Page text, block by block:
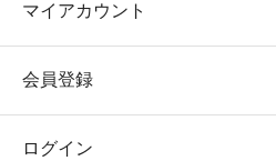
マイアカウント
会員登録
ログイン